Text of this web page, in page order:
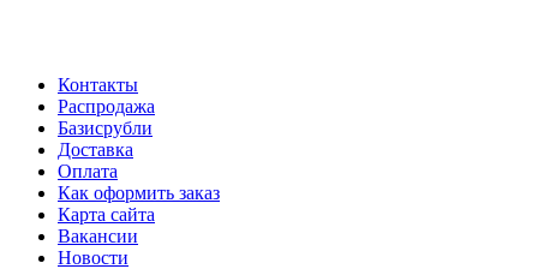
Контакты
Распродажа
Базисрубли
Доставка
Оплата
Как оформить заказ
Карта сайта
Вакансии
Новости